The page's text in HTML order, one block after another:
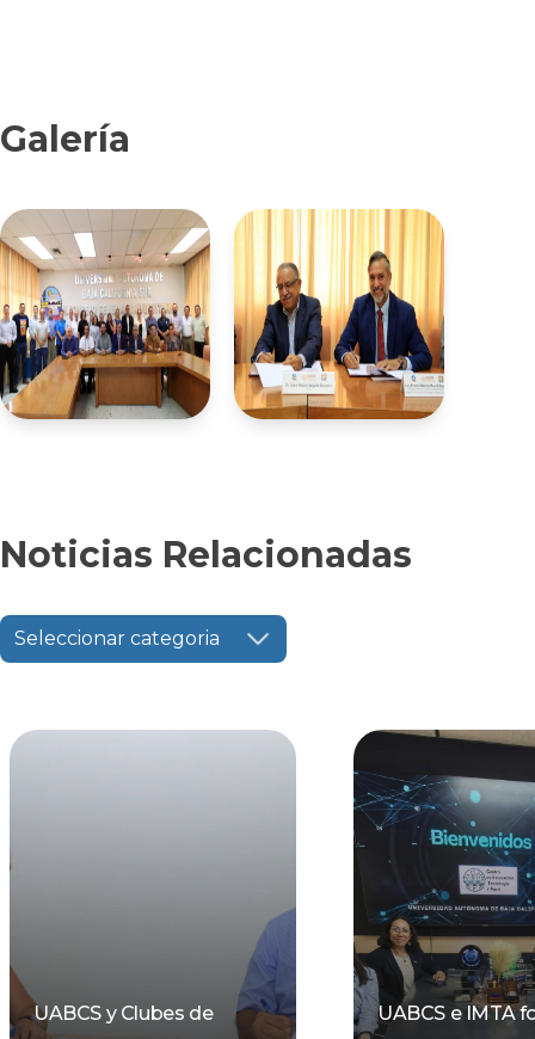
Galería
Noticias Relacionadas
Seleccionar categoria
UABCS y Clubes de
UABCS e IMTA